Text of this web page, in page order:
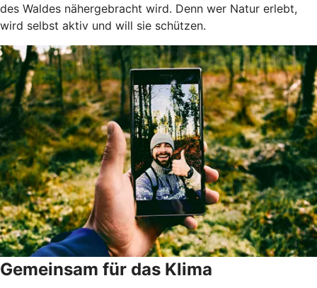
des Waldes nähergebracht wird. Denn wer Natur erlebt,
wird selbst aktiv und will sie schützen.
Gemeinsam für das Klima